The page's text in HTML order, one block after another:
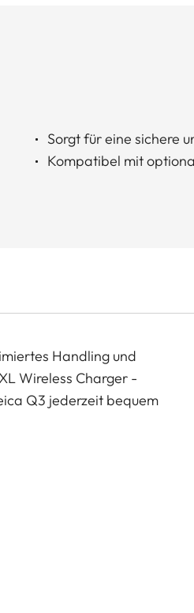
Sorgt für eine sichere
Kompatibel mit
Handling und
Wireless Charger -
Q3 jederzeit bequem